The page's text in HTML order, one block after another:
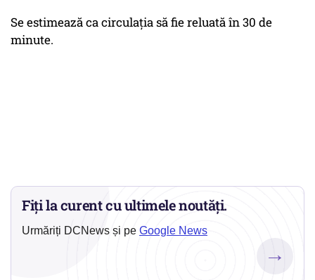
Se estimează ca circulaţia să fie reluată în 30 de
minute.
Fiți la curent cu ultimele noutăți.
Urmăriți DCNews și pe Google News
→